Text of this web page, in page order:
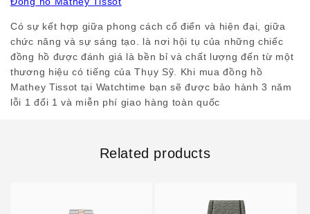
Có sự kết hợp giữa phong cách cổ điển và hiện đại, giữa
chức năng và sự sáng tạo. là nơi hội tụ của những chiếc
đồng hồ được đánh giá là bền bỉ và chất lượng đến từ một
thương hiệu có tiếng của Thụy Sỹ. Khi mua đồng hồ
Mathey Tissot tại Watchtime bạn sẽ được bảo hành 3 năm
lỗi 1 đổi 1 và miễn phí giao hàng toàn quốc
Related products